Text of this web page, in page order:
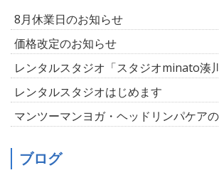
8月休業日のお知らせ
価格改定のお知らせ
レンタルスタジオ「スタジオminato湊
レンタルスタジオはじめます
マンツーマンヨガ・ヘッドリンパケア
ブログ